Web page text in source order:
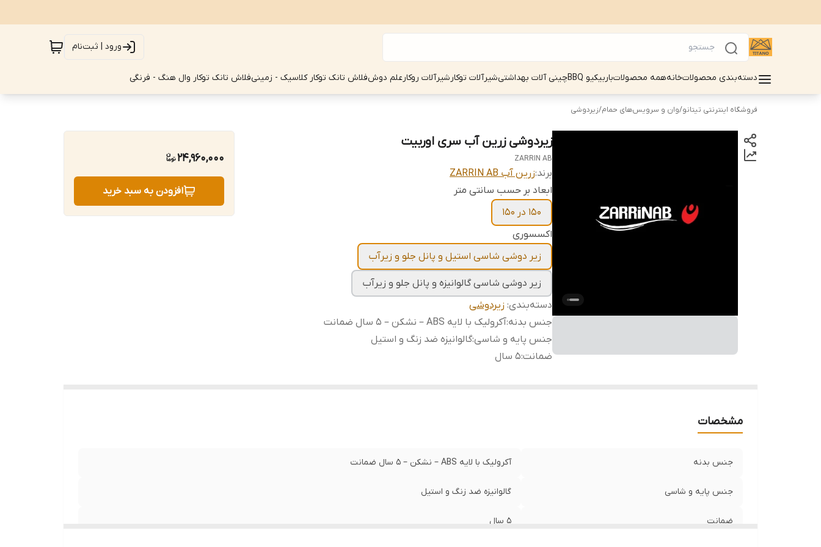
ورود | ثبت‌نام
دسته‌بندی محصولاتخانههمه محصولاتباربیکیو BBQ چینی آلات بهداشتیشیرآلات توکارشیرآلات روکارعلم دوشفلاش تانک توکار کلاسیک - زمینیفلاش تانک توکار وال هنگ - فرنگی
فروشگاه اینترنتی تیتانو/وان و سرویس‌های حمام/زیردوشی
زیردوشی زرین آب سری اوربیت
ZARRIN AB
برند:زرین آب ZARRIN AB
ابعاد بر حسب سانتی متر
150 در 150
اکسسوری
زیر دوشی شاسی استيل و پانل جلو و زیرآب
زیر دوشی شاسی گالوانيزه و پانل جلو و زیرآب
دسته‌بندی: زیردوشی
جنس بدنه:آکرولیک با لایه ABS – نشکن – 5 سال ضمانت
جنس پایه و شاسی:گالوانیزه ضد زنگ و استیل
ضمانت:5 سال
24,960,000
افزودن به سبد خرید
مشخصات
جنس بدنه آکرولیک با لایه ABS – نشکن – 5 سال ضمانت
جنس پایه و شاسی گالوانیزه ضد زنگ و استیل
ضمانت 5 سال